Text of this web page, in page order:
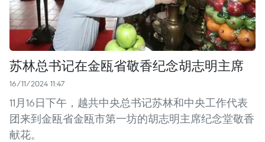
苏林总书记在金瓯省敬香纪念胡志明主席
16/11/2024 11:47
11月16日下午，越共中央总书记苏林和中央工作代表
团来到金瓯省金瓯市第一坊的胡志明主席纪念堂敬香
献花。